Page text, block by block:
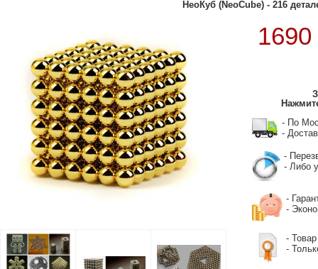
НеоКуб (NeoCube) - 216
1690
- По
-
-
- Либо
-
-
- Товар
-